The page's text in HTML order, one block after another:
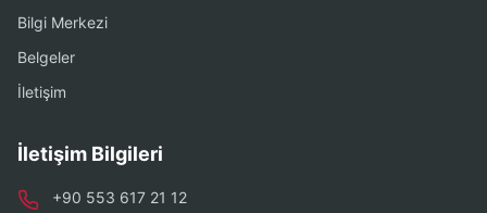
Bilgi Merkezi
Belgeler
İletişim
İletişim Bilgileri
+90 553 617 21 12